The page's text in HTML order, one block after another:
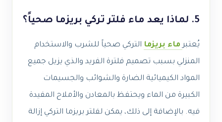
5. لماذا يعد ماء فلتر تركي بريزما صحياً؟
يُعتبر ماء بريزما التركي صحياً للشرب والاستخدام
المنزلي بسبب تصميم فلترة الفريد والذي يزيل جميع
المواد الكيميائية الضارة والشوائب والجسيمات
الكبيرة من الماء ويحتفظ بالمعادن والأملاح المفيدة
فيه. بالإضافة إلى ذلك، يمكن لفلتر بريزما التركي إزالة